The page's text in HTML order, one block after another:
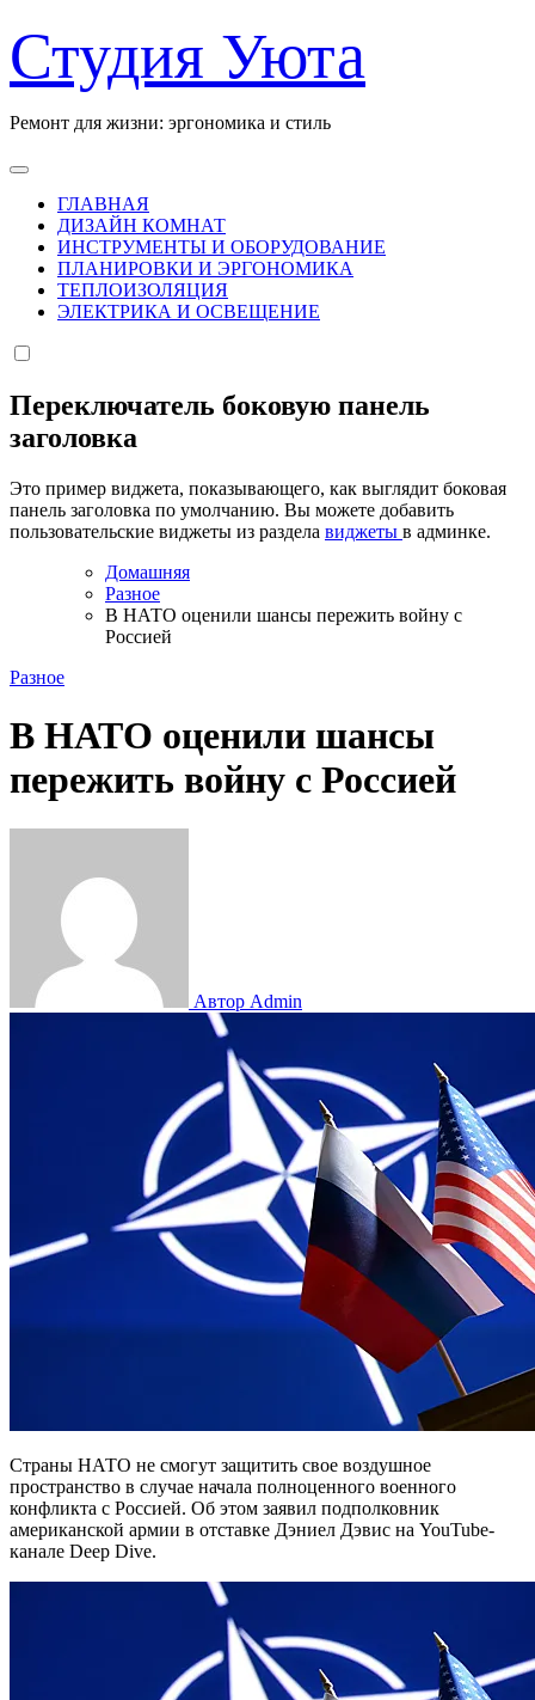
к
содержанию
Студия Уюта
Ремонт для жизни: эргономика и стиль
ГЛАВНАЯ
ДИЗАЙН КОМНАТ
ИНСТРУМЕНТЫ И ОБОРУДОВАНИЕ
ПЛАНИРОВКИ И ЭРГОНОМИКА
ТЕПЛОИЗОЛЯЦИЯ
ЭЛЕКТРИКА И ОСВЕЩЕНИЕ
Переключатель боковую панель
заголовка
Это пример виджета, показывающего, как выглядит боковая
панель заголовка по умолчанию. Вы можете добавить
пользовательские виджеты из раздела виджеты в админке.
Домашняя
Разное
В НАТО оценили шансы пережить войну с
Россией
Разное
В НАТО оценили шансы
пережить войну с Россией
Автор Admin
Страны НАТО не смогут защитить свое воздушное
пространство в случае начала полноценного военного
конфликта с Россией. Об этом заявил подполковник
американской армии в отставке Дэниел Дэвис на YouTube-
канале Deep Dive.